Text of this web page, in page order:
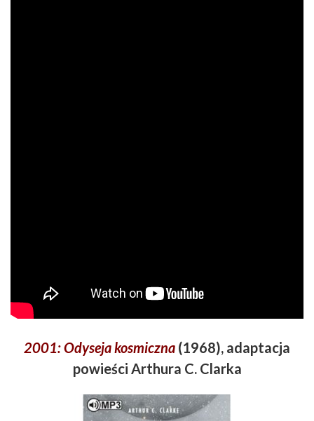
2001: Odyseja kosmiczna (1968), adaptacja
powieści Arthura C. Clarka